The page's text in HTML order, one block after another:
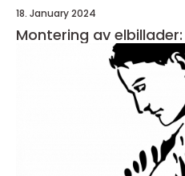
18. January 2024
Montering av